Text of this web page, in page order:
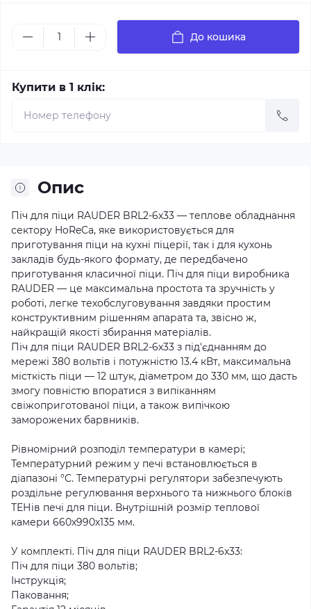
До кошика
Купити в 1 клік:
Опис
Піч для піци RAUDER BRL2-6x33 — теплове обладнання
сектору HoReCa, яке використовується для
приготування піци на кухні піцерії, так і для кухонь
закладів будь-якого формату, де передбачено
приготування класичної піци. Піч для піци виробника
RAUDER — це максимальна простота та зручність у
роботі, легке техобслуговування завдяки простим
конструктивним рішенням апарата та, звісно ж,
найкращій якості збирання матеріалів.
Піч для піци RAUDER BRL2-6x33 з під'єднанням до
мережі 380 вольтів і потужністю 13.4 кВт, максимальна
місткість піци — 12 штук, діаметром до 330 мм, що дасть
змогу повністю впоратися з випіканням
свіжоприготованої піци, а також випічкою
заморожених барвників.
Рівномірний розподіл температури в камері;
Температурний режим у печі встановлюється в
діапазоні °C. Температурні регулятори забезпечують
роздільне регулювання верхнього та нижнього блоків
ТЕНів печі для піци. Внутрішній розмір теплової
камери 660х990х135 мм.
У комплекті. Піч для піци RAUDER BRL2-6x33:
Піч для піци 380 вольтів;
Інструкція;
Паковання;